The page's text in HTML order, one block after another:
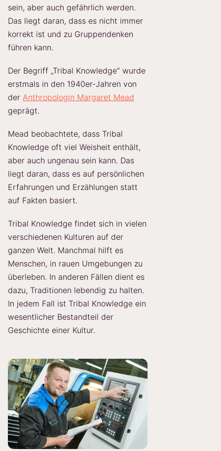
sein, aber auch gefährlich werden.
Das liegt daran, dass es nicht immer
korrekt ist und zu Gruppendenken
führen kann.
Der Begriff „Tribal Knowledge“ wurde
erstmals in den 1940er-Jahren von
der Anthropologin Margaret Mead
geprägt.
Mead beobachtete, dass Tribal
Knowledge oft viel Weisheit enthält,
aber auch ungenau sein kann. Das
liegt daran, dass es auf persönlichen
Erfahrungen und Erzählungen statt
auf Fakten basiert.
Tribal Knowledge findet sich in vielen
verschiedenen Kulturen auf der
ganzen Welt. Manchmal hilft es
Menschen, in rauen Umgebungen zu
überleben. In anderen Fällen dient es
dazu, Traditionen lebendig zu halten.
In jedem Fall ist Tribal Knowledge ein
wesentlicher Bestandteil der
Geschichte einer Kultur.